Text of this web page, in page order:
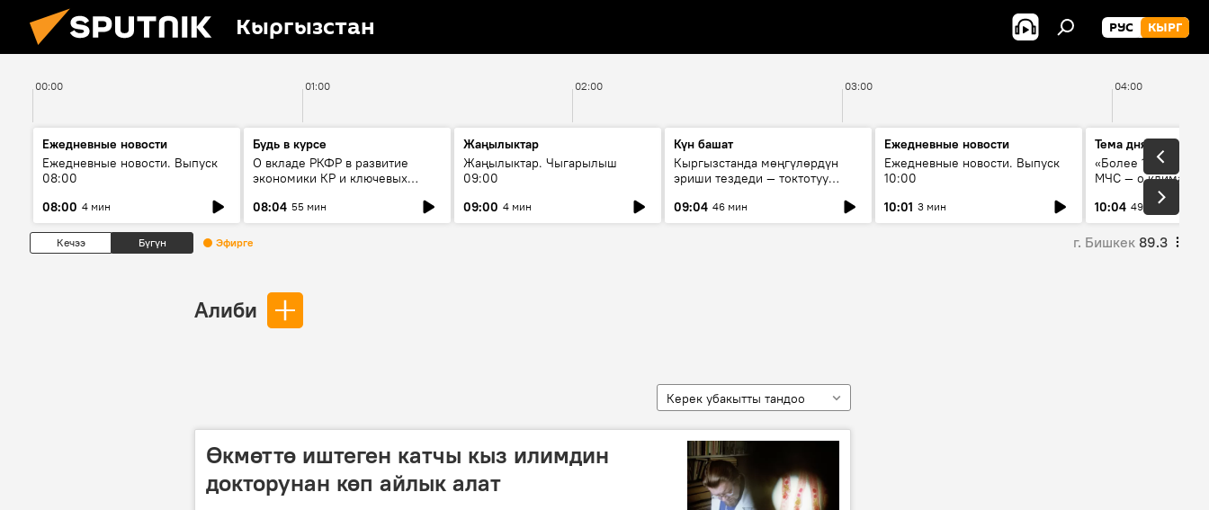
Кыргызстан РУС КЫРГ
00:00 01:00 02:00 03:00 04:00
Ежедневные новости
Ежедневные новости. Выпуск
08:00
08:00 4 мин
Будь в курсе
О вкладе РКФР в развитие
экономики КР и ключевых
08:04 55 мин
Жаңылыктар
Жаңылыктар. Чыгарылыш
09:00
09:00 4 мин
Күн башат
Кыргызстанда мөңгүлөрдүн
эриши тездеди — токтотуу
09:04 46 мин
Ежедневные новости
Ежедневные новости. Выпуск
10:00
10:01 3 мин
Тема дня
«Более 1200 сёл в
МЧС — о климате,
системе
населения
10:04 49 мин
Кечээ Бүгүн Эфирге г. Бишкек 89.3
Алиби
Керек убакытты тандоо
Өкмөттө иштеген катчы кыз илимдин
докторунан көп айлык алат